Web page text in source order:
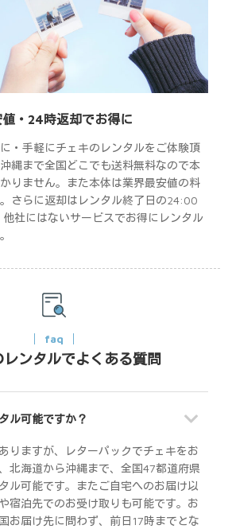
・24時返却でお得に
・手軽にチェキのレンタルをご体験頂
縄まで全国どこでも送料無料なので本
りません。また本体は業界最安値の料
さらに返却はレンタル終了日の24:00
他社にはないサービスでお得にレンタル
faq
レンタルでよくある質問
ル可能ですか？
りますが、レターパックでチェキをお
北海道から沖縄まで、全国47都道府県
ル可能です。またご自宅へのお届け以
宿泊先でのお受け取りも可能です。お
お届け先に問わず、前日17時までとな